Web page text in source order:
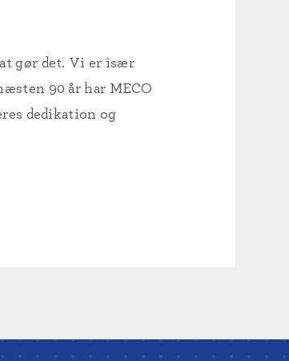
gør det. Vi er især
90 år har MECO
dedikation og